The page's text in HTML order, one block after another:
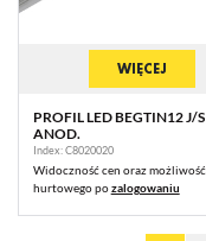
WIĘCEJ
PROFIL LED BEGTIN12 J/
ANOD.
Index: C8020020
Widoczność cen oraz
hurtowego pozalogowaniu